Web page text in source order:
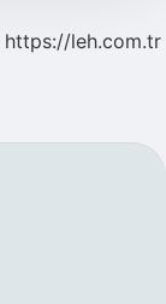
https://leh.com.tr